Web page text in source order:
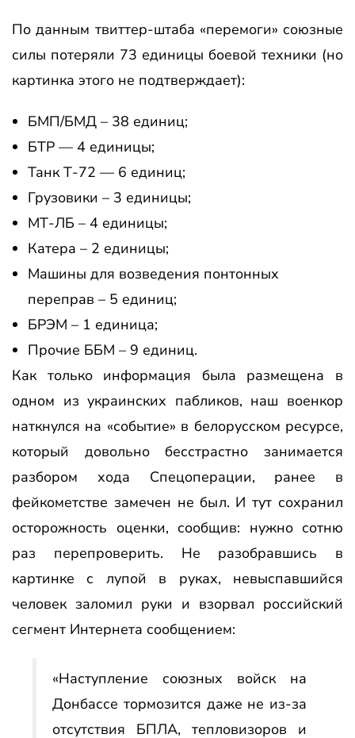
По данным твиттер-штаба «перемоги» союзные
силы потеряли 73 единицы боевой техники (но
картинка этого не подтверждает):
БМП/БМД – 38 единиц;
БТР — 4 единицы;
Танк Т-72 — 6 единиц;
Грузовики – 3 единицы;
МТ-ЛБ – 4 единицы;
Катера – 2 единицы;
Машины для возведения понтонных
переправ – 5 единиц;
БРЭМ – 1 единица;
Прочие ББМ – 9 единиц.
Как только информация была размещена в
одном из украинских пабликов, наш военкор
наткнулся на «событие» в белорусском ресурсе,
который довольно бесстрастно занимается
разбором хода Спецоперации, ранее в
фейкометстве замечен не был. И тут сохранил
осторожность оценки, сообщив: нужно сотню
раз перепроверить. Не разобравшись в
картинке с лупой в руках, невыспавшийся
человек заломил руки и взорвал российский
сегмент Интернета сообщением:
«Наступление союзных войск на
Донбассе тормозится даже не из-за
отсутствия БПЛА, тепловизоров и